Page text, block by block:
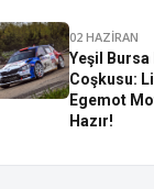
02 HAZİRAN
Yeşil Bursa
Coşkusu:
Egemot
Hazır!